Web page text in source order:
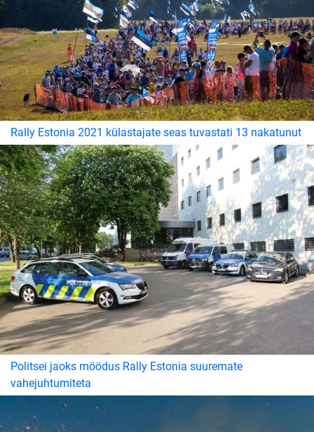
Rally Estonia 2021 külastajate seas tuvastati 13 nakatunut
Politsei jaoks möödus Rally Estonia suuremate
vahejuhtumiteta